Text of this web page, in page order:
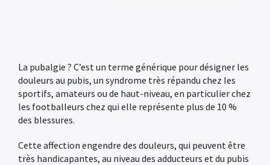
La pubalgie ? C’est un terme générique pour désigner les
douleurs au pubis, un syndrome très répandu chez les
sportifs, amateurs ou de haut-niveau, en particulier chez
les footballeurs chez qui elle représente plus de 10 %
des blessures.
Cette affection engendre des douleurs, qui peuvent être
très handicapantes, au niveau des adducteurs et du pubis